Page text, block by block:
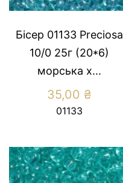
Бісер 01133 Preсiosa
10/0 25г (20*6)
морська х...
35,00 ₴
01133